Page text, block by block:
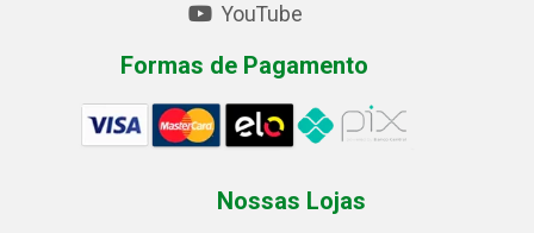
YouTube
Formas de Pagamento
Nossas Lojas